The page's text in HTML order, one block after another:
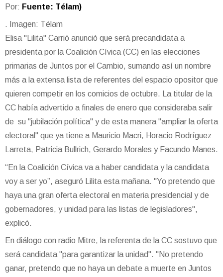
Por: Fuente: Télam)
. Imagen: Télam
Elisa "Lilita" Carrió anunció que será precandidata a
presidenta por la Coalición Cívica (CC) en las elecciones
primarias de Juntos por el Cambio, sumando así un nombre
más a la extensa lista de referentes del espacio opositor que
quieren competir en los comicios de octubre. La titular de la
CC había advertido a finales de enero que consideraba salir
de su "jubilación política" y de esta manera "ampliar la oferta
electoral" que ya tiene a Mauricio Macri, Horacio Rodríguez
Larreta, Patricia Bullrich, Gerardo Morales y Facundo Manes.
“En la Coalición Cívica va a haber candidata y la candidata
voy a ser yo”, aseguró Lilita esta mañana. "Yo pretendo que
haya una gran oferta electoral en materia presidencial y de
gobernadores, y unidad para las listas de legisladores",
explicó.
En diálogo con radio Mitre, la referenta de la CC sostuvo que
será candidata "para garantizar la unidad". "No pretendo
ganar, pretendo que no haya un debate a muerte en Juntos